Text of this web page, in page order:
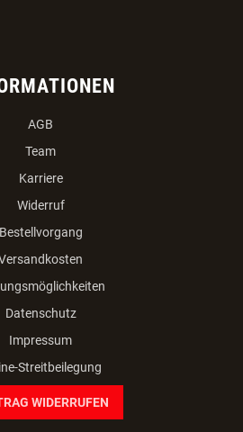
AGB
Team
Karriere
Widerruf
Bestellvorgang
Datenschutz
Impressum
Streitbeilegung
WIDERRUFEN